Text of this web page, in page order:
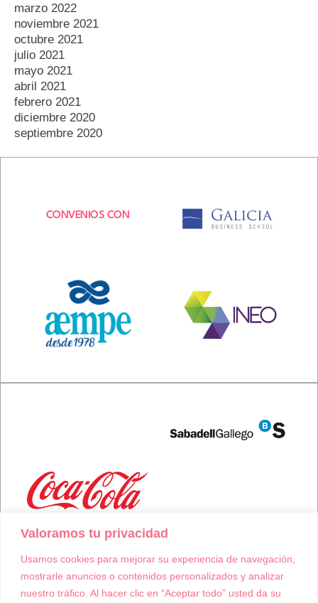
Valoramos tu privacidad
Usamos cookies para mejorar su experiencia de navegación,
mostrarle anuncios o contenidos personalizados y analizar
nuestro tráfico. Al hacer clic en “Aceptar todo” usted da su
marzo 2022
noviembre 2021
octubre 2021
julio 2021
mayo 2021
abril 2021
febrero 2021
diciembre 2020
septiembre 2020
CONVENIOS CON